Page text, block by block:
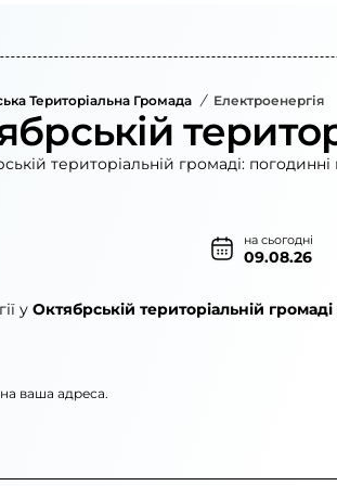
Октябрська Територіальна Громада / Електроенергія
територіальній громаді:
на сьогодні
09.08.26
у Октябрській територіальній громаді
ваша адреса.